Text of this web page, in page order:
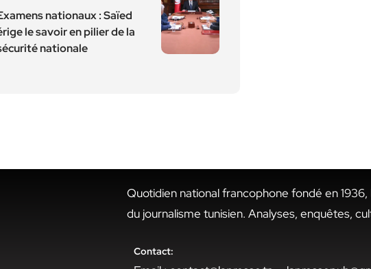
nationaux : Saïed
le savoir en pilier de la
nationale
Quotidien national francophone fondé en
du journalisme tunisien. Analyses, enquêtes,
Contact: